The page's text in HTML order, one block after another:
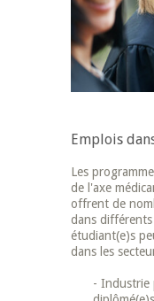
Emplois
Les
de l'axe
offrent de
dans différents
étudiant(e)s
dans les
- Industrie